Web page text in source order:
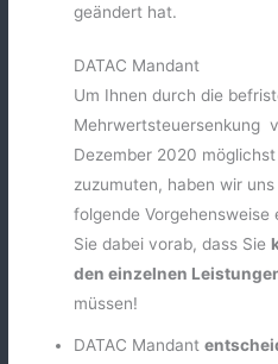
geändert hat.
DATAC Mandant
Um Ihnen durch die
Mehrwertsteuersenkung
Dezember 2020
zuzumuten, haben wir
folgende
Sie dabei vorab, dass Sie
den einzelnen
müssen!
DATAC Mandant